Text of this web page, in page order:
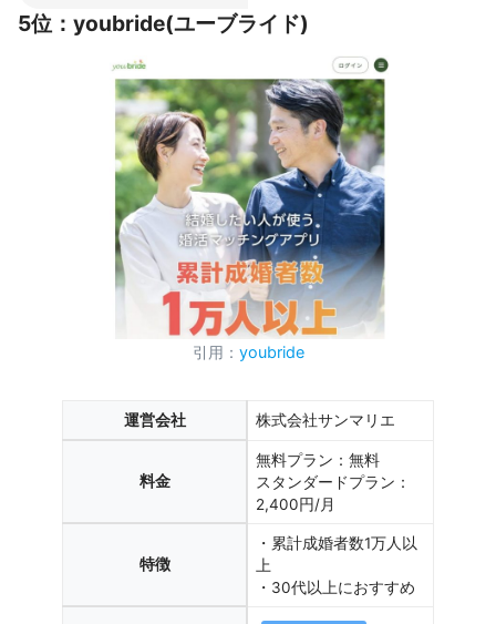
5位：youbride(ユーブライド)
引用： youbride
運営会社 株式会社サンマリエ
料金
無料プラン：無料
スタンダードプラン：
2,400円/月
特徴
・累計成婚者数1万人以
上
・30代以上におすすめ